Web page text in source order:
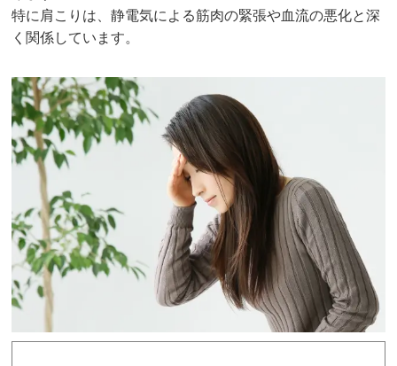
特に肩こりは、静電気による筋肉の緊張や血流の悪化と深
く関係しています。